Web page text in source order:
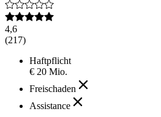
4,6
(217)
Haftpflicht
€ 20 Mio.
Freischaden
Assistance